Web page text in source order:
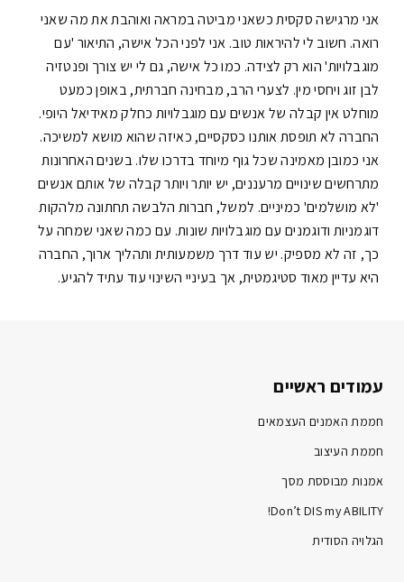
אני מרגישה סקסית כשאני מביטה במראה ואוהבת את מה שאני
רואה. חשוב לי להיראות טוב. אני לפני הכל אישה, התיאור 'עם
מוגבלויות' הוא רק לצידה. כמו כל אישה, גם לי יש צורך ופנטזיה
לבן זוג ויחסי מין. לצערי הרב, מבחינה חברתית, באופן כמעט
מוחלט אין קבלה של אנשים עם מוגבלויות כחלק מאידיאל היופי.
החברה לא תופסת אותנו כסקסיים, כאיזה שהוא מושא למשיכה.
אני כמובן מאמינה שכל גוף מיוחד בדרכו שלו. בשנים האחרונות
מתרחשים שינויים מרעננים, יש יותר ויותר קבלה של אותם אנשים
'לא מושלמים' כמיניים. למשל, חברות הלבשה תחתונה מלהקות
דוגמניות ודוגמנים עם מוגבלויות שונות. עם כמה שאני שמחה על
כך, זה לא מספיק. יש עוד דרך משמעותית ותהליך ארוך, החברה
היא עדיין מאוד סטיגמטית, אך בעיניי השינוי עוד עתיד להגיע.
עמודים ראשיים
חממת האמנים העצמאים
חממת העיצוב
אמנות מבוססת מסך
Don’t DIS my ABILITY!
הגלויה הסודית